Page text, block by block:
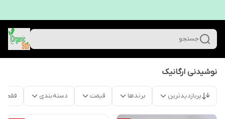
جستجو
نوشیدنی ارگانیک
پربازدیدترین برندها قیمت دسته‌بندی فقط